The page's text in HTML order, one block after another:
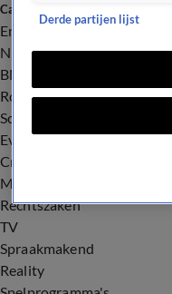
Categorieën
Entertainment
Nieuws
BN'ers
Royalty
Songfestival
Evenementen
Crime
Misdaad
Rechtszaken
TV
Spraakmakend
Reality
Derde partijen lijst